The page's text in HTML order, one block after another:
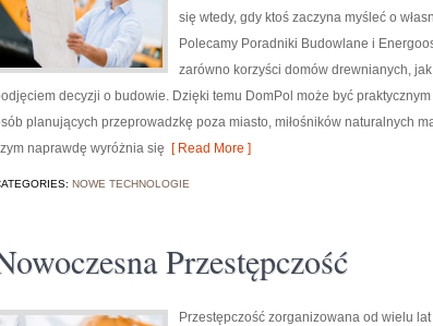
się wtedy, gdy ktoś zaczyna myśleć o
Polecamy Poradniki Budowlane i
zarówno korzyści domów drewnianych,
decyzji o budowie. Dzięki temu DomPol może być
planujących przeprowadzkę poza miasto, miłośników naturalnych
naprawdę wyróżnia się [ Read More ]
NOWE TECHNOLOGIE
Przestępczość
Przestępczość zorganizowana od wielu